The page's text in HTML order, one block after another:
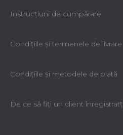
Instrucțiuni de cumpărare
Condiţiile şi termenele de livrare
Condiţiile şi metodele de plată
De ce să fiţi un client înregistratţ